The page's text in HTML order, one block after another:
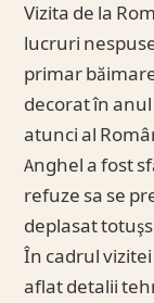
Vizita de la
lucruri
primar
decorat în
atunci al
Anghel a fost
refuze sa se
deplasat
În cadrul
aflat detalii